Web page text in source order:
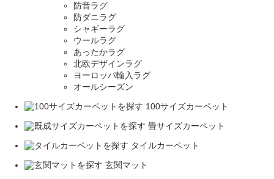
防音ラグ
防ダニラグ
シャギーラグ
ウールラグ
あったかラグ
北欧デザインラグ
ヨーロッパ輸入ラグ
オールシーズン
100サイズカーペット
畳サイズカーペット
タイルカーペット
玄関マット